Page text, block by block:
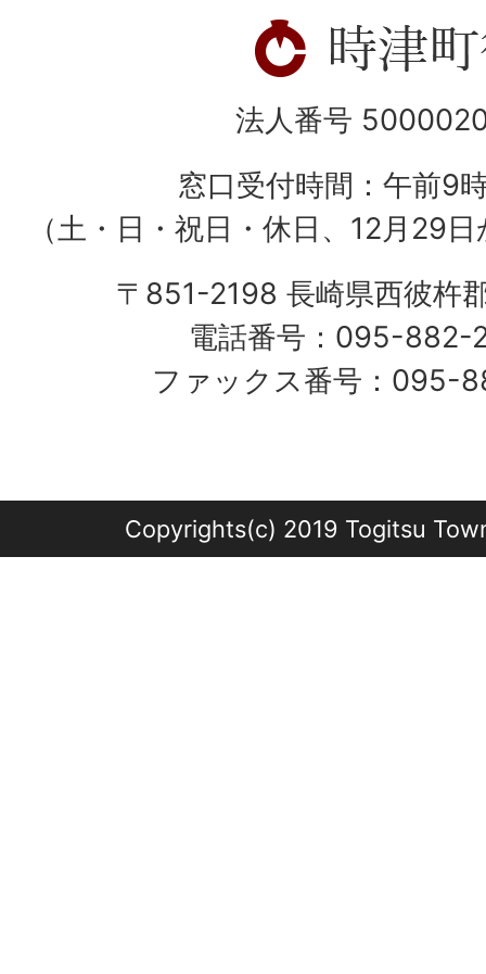
法人番号
窓口受付時間：午前9
（土・日・祝日・休日、12月29
〒851-2198 長崎県西彼杵
電話番号：095-
ファックス番号：095-
Copyrights(c) 2019 Togitsu